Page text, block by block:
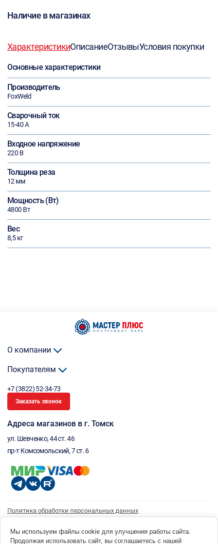
Наличие в магазинах
ХарактеристикиОписаниеОтзывыУсловия покупки
Основные характеристики
Производитель
FoxWeld
Сварочный ток
15-40 А
Входное напряжение
220 В
Толщина реза
12 мм
Мощность (Вт)
4800 Вт
Вес
8,5 кг
О компании
Покупателям
+7 (3822) 52-34-73
Заказать звонок
Адреса магазинов в г. Томск
ул. Шевченко, 44 ст. 46
пр-т Комсомольский, 7 ст. 6
Политика обработки персональных данных
Согласие на получение рассылки
Мы используем файлы cookie для улучшения работы сайта.
Продолжая использовать сайт, вы соглашаетесь с нашей